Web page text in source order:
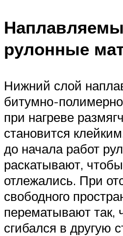
рулонные
Нижний слой
битумно-
при нагреве
становится
до начала работ
раскатывают,
отлежались. При
свободного
перематывают так,
сгибался в другую